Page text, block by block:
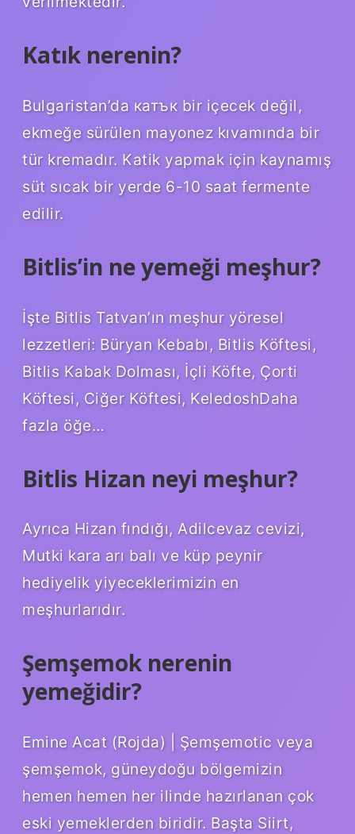
Katık nerenin?
Bulgaristan’da катък bir içecek değil,
ekmeğe sürülen mayonez kıvamında bir
tür kremadır. Katik yapmak için kaynamış
süt sıcak bir yerde 6-10 saat fermente
edilir.
Bitlis’in ne yemeği meşhur?
İşte Bitlis Tatvan’ın meşhur yöresel
lezzetleri: Büryan Kebabı, Bitlis Köftesi,
Bitlis Kabak Dolması, İçli Köfte, Çorti
Köftesi, Ciğer Köftesi, KeledoshDaha
fazla öğe…
Bitlis Hizan neyi meşhur?
Ayrıca Hizan fındığı, Adilcevaz cevizi,
Mutki kara arı balı ve küp peynir
hediyelik yiyeceklerimizin en
meşhurlarıdır.
Şemşemok nerenin
yemeğidir?
Emine Acat (Rojda) | Şemşemotic veya
şemşemok, güneydoğu bölgemizin
hemen hemen her ilinde hazırlanan çok
eski yemeklerden biridir. Başta Siirt,